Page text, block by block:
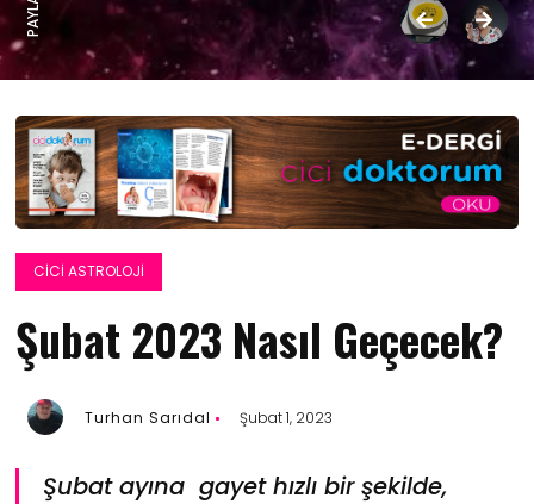
CICI ASTROLOJI
Şubat 2023 Nasıl Geçecek?
Turhan Sarıdal Şubat 1, 2023
Şubat ayına gayet hızlı bir şekilde,